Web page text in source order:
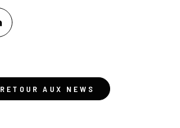
RETOUR AUX NEWS